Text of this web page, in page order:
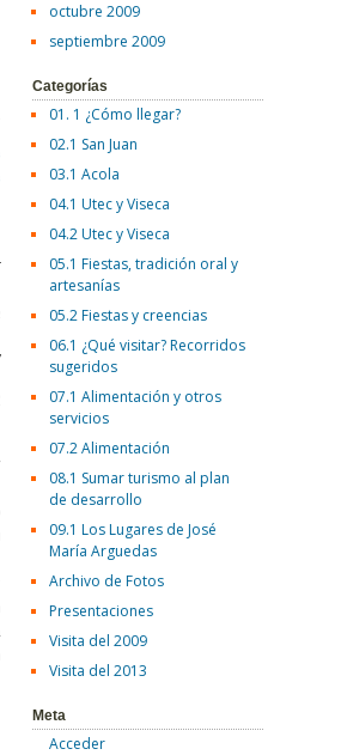
octubre 2009
septiembre 2009
Categorías
01. 1 ¿Cómo llegar?
02.1 San Juan
03.1 Acola
04.1 Utec y Viseca
04.2 Utec y Viseca
05.1 Fiestas, tradición oral y
artesanías
05.2 Fiestas y creencias
06.1 ¿Qué visitar? Recorridos
sugeridos
07.1 Alimentación y otros
servicios
07.2 Alimentación
08.1 Sumar turismo al plan
de desarrollo
09.1 Los Lugares de José
María Arguedas
Archivo de Fotos
Presentaciones
Visita del 2009
Visita del 2013
Meta
Acceder